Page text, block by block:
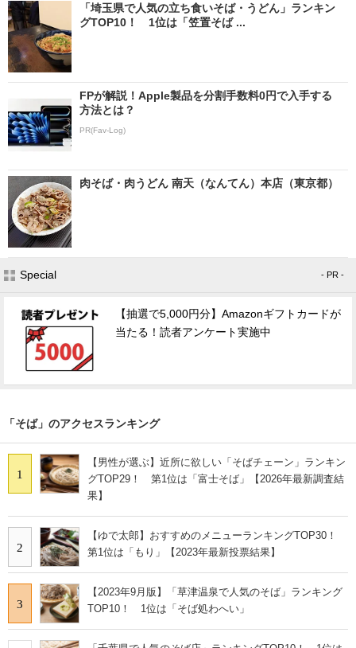
「埼玉県で人気の立ち食いそば・うどん」ランキン
グTOP10！ 1位は「笠置そば ...
FPが解説！Apple製品を分割手数料0円で入手する
方法とは？
PR(Fav-Log)
肉そば・肉うどん 南天（なんてん）本店（東京都）
Special - PR -
【抽選で5,000円分】Amazonギフトカードが
当たる！読者アンケート実施中
「そば」のアクセスランキング
1
【男性が選ぶ】近所に欲しい「そばチェーン」ランキン
グTOP29！ 第1位は「富士そば」【2026年最新調査結
果】
2
【ゆで太郎】おすすめのメニューランキングTOP30！
第1位は「もり」【2023年最新投票結果】
3
【2023年9月版】「草津温泉で人気のそば」ランキング
TOP10！ 1位は「そば処わへい」